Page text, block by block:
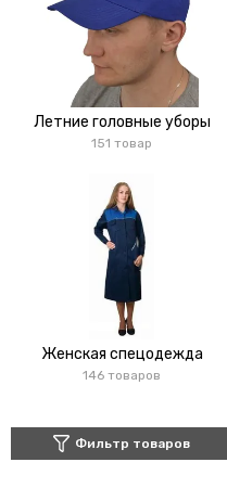
Летние головные уборы
151 товар
Женская спецодежда
146 товаров
Фильтр товаров